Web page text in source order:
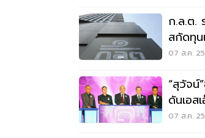
ก.ล.ต.
สกัดทุ
07 ส.ค.
“สุวัจน์
ดันเอส
วิกฤต
07 ส.ค.